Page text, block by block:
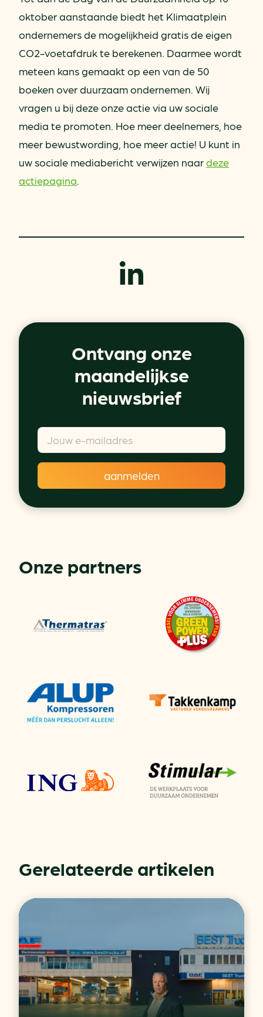
oktober aanstaande biedt het Klimaatplein
ondernemers de mogelijkheid gratis de eigen
CO2-voetafdruk te berekenen. Daarmee wordt
meteen kans gemaakt op een van de 50
boeken over duurzaam ondernemen. Wij
vragen u bij deze onze actie via uw sociale
media te promoten. Hoe meer deelnemers, hoe
meer bewustwording, hoe meer actie! U kunt in
uw sociale mediabericht verwijzen naardeze
actiepagina
Ontvang onze
maandelijkse
nieuwsbrief
Onze partners
Gerelateerde artikelen